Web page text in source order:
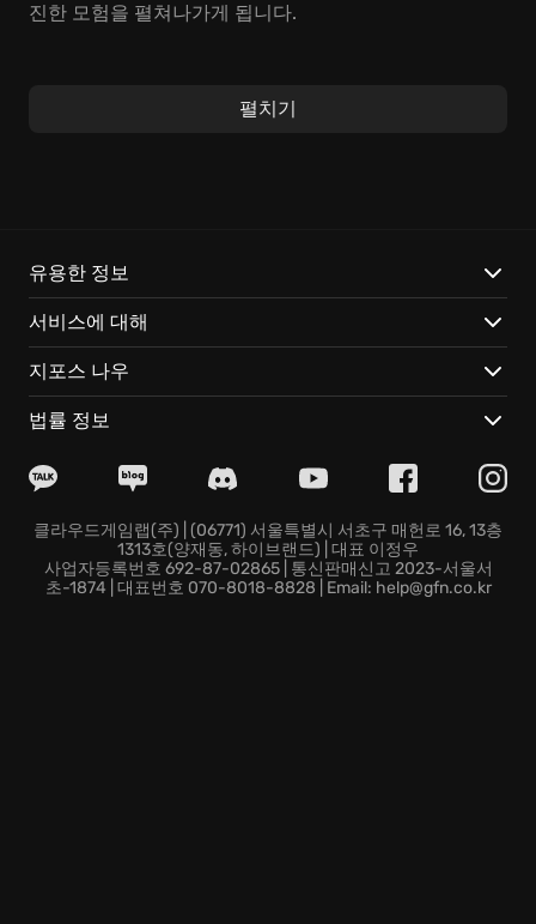
진한 모험을 펼쳐나가게 됩니다.
에 몰입할 수 있도록 도와줍니다. 각기 다른 개성을 지닌
Mini Ninjas는 다음과 같은 매력적인 특징을 자랑합니다:
다양한 닌자 캐릭터:
용하는 여러 닌자들을 플레이하며, 자신에게 맞는 닌자를
찾아 육성하는 재미를 느껴보세요.
기술들을 연마하고, 콤보 공격을 통해 적들을 제압하는
아름다운 오픈 월드 탐험:다채로운 환경으로 구성된 광활
한 세계를 탐험하며, 숨겨진 아이템과 비밀 장소를 발견
하는 즐거움을 누릴 수 있습니다.
펼치기
유용한 정보
서비스에 대해
지포스 나우
법률 정보
클라우드게임랩(주) | (06771) 서울특별시 서초구 매헌로 16, 13층
1313호(양재동, 하이브랜드) | 대표 이정우
사업자등록번호 692-87-02865 | 통신판매신고 2023-서울서
초-1874 | 대표번호 070-8018-8828 | Email: help@gfn.co.kr